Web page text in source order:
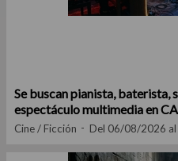
Se buscan pianista,
espectáculo multimedia en
Cine / Ficción Del 06/08/2026